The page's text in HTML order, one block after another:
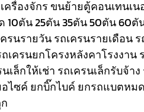
ครื่องจักร ขนย้ายตู้คอนเทนเ
10ตัน 25ตัน 35ตัน 50ตัน 60
ครนรายวัน รถเครนรายเดือน
เครนยกโครงหลังคาโรงงา
เล็กให้เช่า รถเครนเล็กรับจ้า
ไซค์ ยกบิ๊กไบค์ ยกรถแบตหม